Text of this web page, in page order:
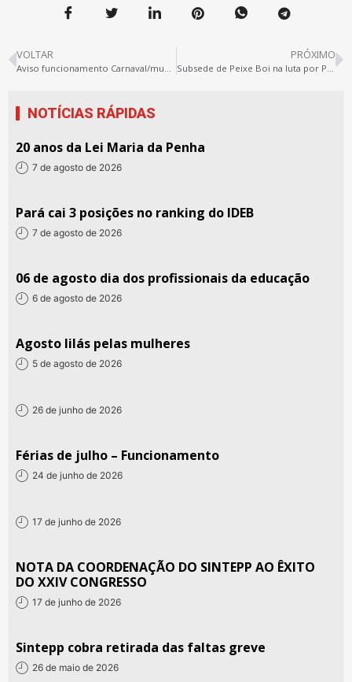
VOLTAR PRÓXIMO
NOTÍCIAS RÁPIDAS
20 anos da Lei Maria da Penha
7 de agosto de 2026
Pará cai 3 posições no ranking do IDEB
7 de agosto de 2026
06 de agosto dia dos profissionais da educação
6 de agosto de 2026
Agosto lilás pelas mulheres
5 de agosto de 2026
26 de junho de 2026
Férias de julho – Funcionamento
24 de junho de 2026
17 de junho de 2026
NOTA DA COORDENAÇÃO DO SINTEPP AO ÊXITO
DO XXIV CONGRESSO
17 de junho de 2026
Sintepp cobra retirada das faltas greve
26 de maio de 2026